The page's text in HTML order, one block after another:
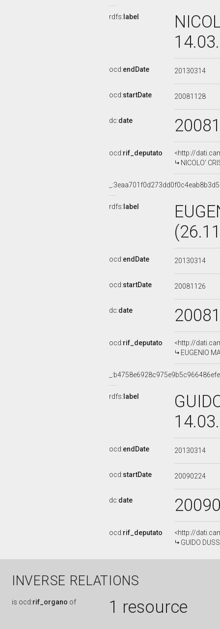
rdfs: label
ocd:endDate 20130314
ocd:startDate 20081128
dc:date
ocd:rif_deputato
<http://
NICOLO'
rdfs: label
ocd:endDate 20130314
ocd:startDate 20081126
dc:date
ocd:rif_deputato
<http://
EUGENIO
rdfs: label
ocd:endDate 20130314
ocd:startDate 20090224
dc:date
ocd:rif_deputato
<http://
GUIDO
INVERSE RELATIONS
is ocd:rif_organo of 1 resource